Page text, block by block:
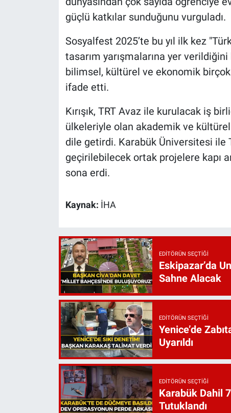
güçlü katkılar sunduğunu vurguladı.
Sosyalfest 2025’te bu yıl ilk kez
tasarım yarışmalarına yer verildiğini
bilimsel, kültürel ve ekonomik
ifade etti.
Kırışık, TRT Avaz ile kurulacak iş
ülkeleriyle olan akademik ve
dile getirdi. Karabük Üniversitesi ile
geçirilebilecek ortak projelere kapı
sona erdi.
Kaynak: İHA
EDITÖRÜN SEÇTIĞI
Eskipazar’da
Sahne Alacak
EDITÖRÜN SEÇTIĞI
Yenice’de
Uyarıldı
EDITÖRÜN SEÇTIĞI
Karabük Dahil
Tutuklandı